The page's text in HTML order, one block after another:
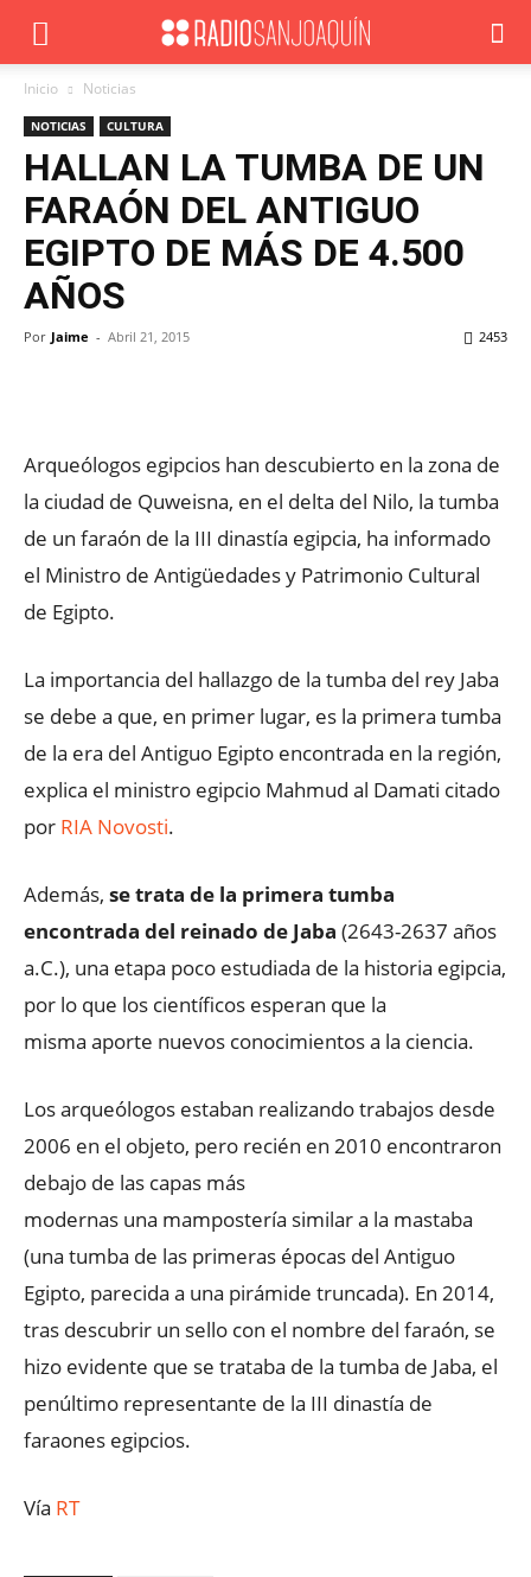
Inicio Noticias
NOTICIAS CULTURA
HALLAN LA TUMBA DE UN
FARAÓN DEL ANTIGUO
EGIPTO DE MÁS DE 4.500
AÑOS
Por Jaime - Abril 21, 2015 2453
Arqueólogos egipcios han descubierto en la zona de
la ciudad de Quweisna, en el delta del Nilo, la tumba
de un faraón de la III dinastía egipcia, ha informado
el Ministro de Antigüedades y Patrimonio Cultural
de Egipto.
La importancia del hallazgo de la tumba del rey Jaba
se debe a que, en primer lugar, es la primera tumba
de la era del Antiguo Egipto encontrada en la región,
explica el ministro egipcio Mahmud al Damati citado
por RIA Novosti.
Además, se trata de la primera tumba
encontrada del reinado de Jaba (2643-2637 años
a.C.), una etapa poco estudiada de la historia egipcia,
por lo que los científicos esperan que la
misma aporte nuevos conocimientos a la ciencia.
Los arqueólogos estaban realizando trabajos desde
2006 en el objeto, pero recién en 2010 encontraron
debajo de las capas más
modernas una mampostería similar a la mastaba
(una tumba de las primeras épocas del Antiguo
Egipto, parecida a una pirámide truncada). En 2014,
tras descubrir un sello con el nombre del faraón, se
hizo evidente que se trataba de la tumba de Jaba, el
penúltimo representante de la III dinastía de
faraones egipcios.
Vía RT